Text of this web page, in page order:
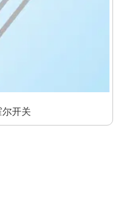
尔开关